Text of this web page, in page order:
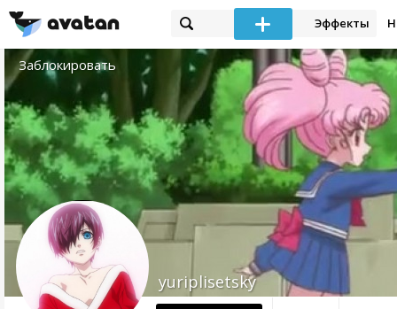
Эффекты
Заблокировать
yuriplisetsky